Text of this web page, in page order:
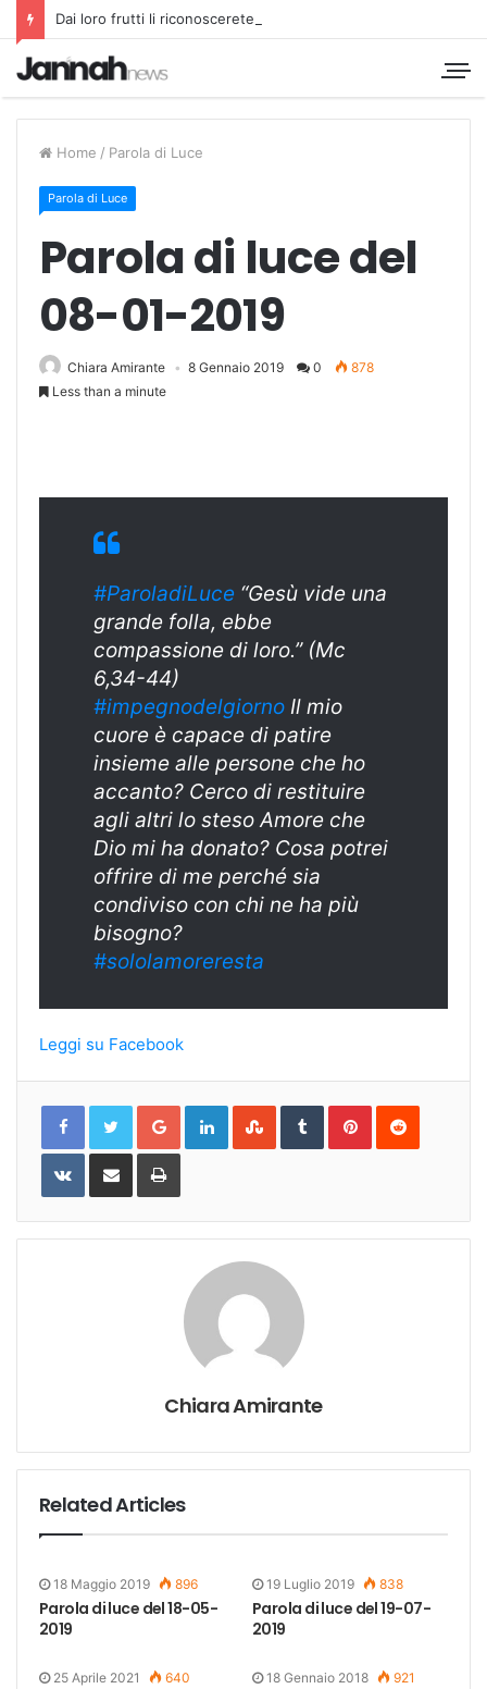
Dai loro frutti li riconoscerete
Home / Parola di Luce
Parola di Luce
Parola di luce del
08-01-2019
Chiara Amirante 8 Gennaio 2019 0
878
Less than a minute
#ParoladiLuce “Gesù vide una
grande folla, ebbe
compassione di loro.” (Mc
6,34-44)
#impegnodelgiorno Il mio
cuore è capace di patire
insieme alle persone che ho
accanto? Cerco di restituire
agli altri lo steso Amore che
Dio mi ha donato? Cosa potrei
offrire di me perché sia
condiviso con chi ne ha più
bisogno?
#sololamoreresta
Leggi su Facebook
Google+LinkedInStumbleUpon
TumblrPinterestReddit
VKontakteShare
Email
Print
Chiara Amirante
Related Articles
18 Maggio 2019 896
Parola di luce del 18-05-
2019
19 Luglio 2019 838
Parola di luce del 19-07-
2019
25 Aprile 2021 640 18 Gennaio 2018 921